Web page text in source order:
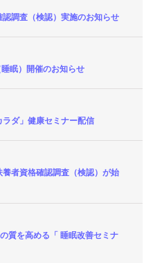
調査（検認）実施のお知らせ
眠）開催のお知らせ
ラダ」健康セミナー配信
者資格確認調査（検認）が始
質を高める「 睡眠改善セミナ